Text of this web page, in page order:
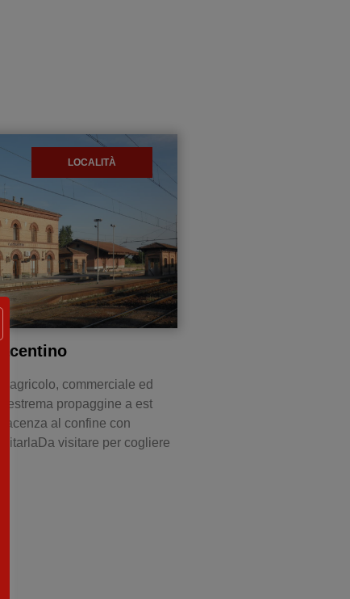
LOCALITÀ
agricolo, commerciale ed
propaggine a est
al confine con
visitare per cogliere